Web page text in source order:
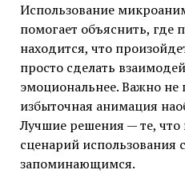
Использование
помогает объяснить, где
находится, что
просто сделать
эмоциональнее. Важно
избыточная анимация
Лучшие решения — те,
сценарий использования
запоминающимся.